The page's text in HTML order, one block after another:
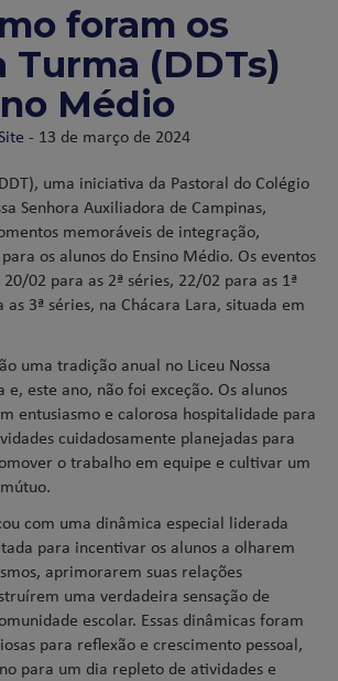
foram os
Turma (DDTs)
Médio
- 13 de março de 2024
uma iniciativa da Pastoral do Colégio
Senhora Auxiliadora de Campinas,
memoráveis de integração,
os alunos do Ensino Médio. Os eventos
02 para as 2ª séries, 22/02 para as 1ª
3ª séries, na Chácara Lara, situada em
uma tradição anual no Liceu Nossa
e, este ano, não foi exceção. Os alunos
entusiasmo e calorosa hospitalidade para
cuidadosamente planejadas para
o trabalho em equipe e cultivar um
com uma dinâmica especial liderada
para incentivar os alunos a olharem
aprimorarem suas relações
uma verdadeira sensação de
escolar. Essas dinâmicas foram
para reflexão e crescimento pessoal,
para um dia repleto de atividades e